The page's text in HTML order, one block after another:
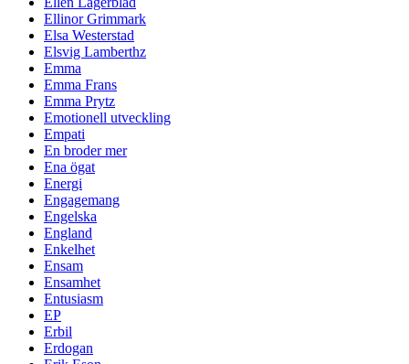
Ellinor Grimmark
Elsa Westerstad
Elsvig Lamberthz
Emma
Emma Frans
Emma Prytz
Emotionell utveckling
Empati
En broder mer
Ena ögat
Energi
Engagemang
Engelska
England
Enkelhet
Ensam
Ensamhet
Entusiasm
EP
Erbil
Erdogan